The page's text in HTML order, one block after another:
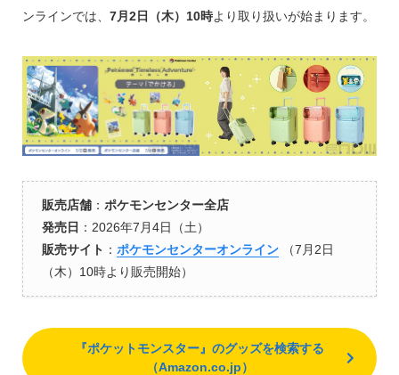
ンラインでは、 7月2日（木）10時より取り扱いが始まります。
販売店舗： ポケモンセンター全店
発売日 ：2026年7月4日（土）
販売サイト ： ポケモンセンターオンライン
（7月2日
（木）10時より販売開始）
『ポケットモンスター』のグッズを検索する
（Amazon.co.jp）